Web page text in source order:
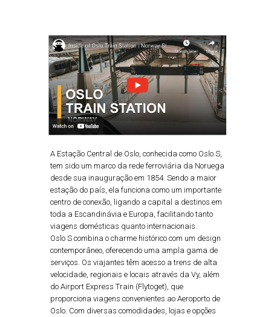
A Estação Central de Oslo, conhecida como Oslo S,
tem sido um marco da rede ferroviária da Noruega
desde sua inauguração em 1854. Sendo a maior
estação do país, ela funciona como um importante
centro de conexão, ligando a capital a destinos em
toda a Escandinávia e Europa, facilitando tanto
viagens domésticas quanto internacionais.
Oslo S combina o charme histórico com um design
contemporâneo, oferecendo uma ampla gama de
serviços. Os viajantes têm acesso a trens de alta
velocidade, regionais e locais através da Vy, além
do Airport Express Train (Flytoget), que
proporciona viagens convenientes ao Aeroporto de
Oslo. Com diversas comodidades, lojas e opções